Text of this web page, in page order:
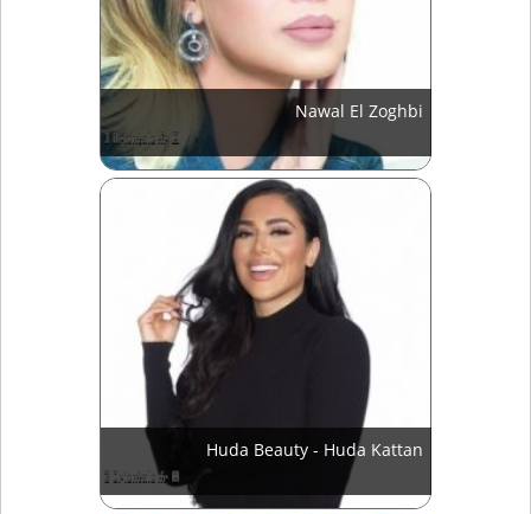
Nawal El Zoghbi
Huda Beauty - Huda Kattan